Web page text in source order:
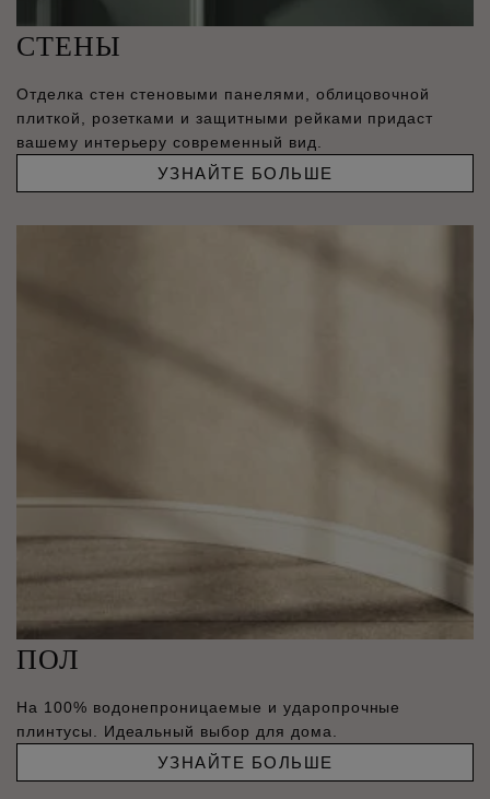
СТЕНЫ
Отделка стен стеновыми панелями, облицовочной
плиткой, розетками и защитными рейками придаст
вашему интерьеру современный вид.
УЗНАЙТЕ БОЛЬШЕ
ПОЛ
На 100% водонепроницаемые и ударопрочные
плинтусы. Идеальный выбор для дома.
УЗНАЙТЕ БОЛЬШЕ